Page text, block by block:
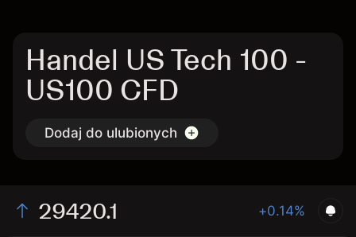
Handel US Tech 100 -
US100 CFD
Dodaj do ulubionych
29420.1 +0.14%